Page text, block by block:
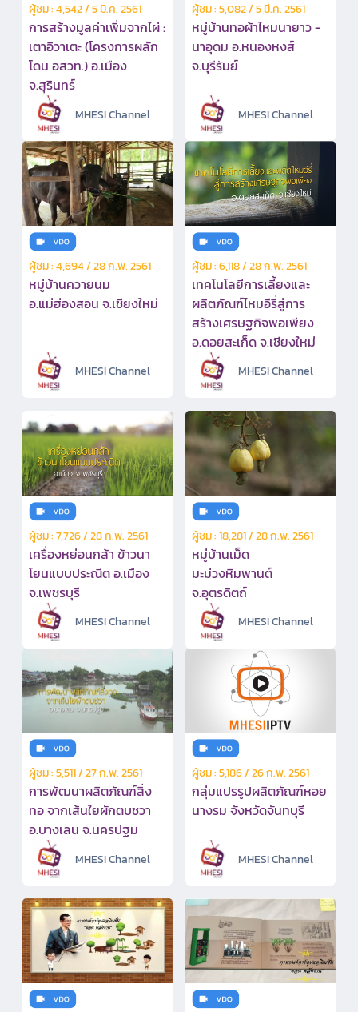
ผู้ชม : 4,542 / 5 มี.ค. 2561
การสร้างมูลค่าเพิ่มจากไผ่ :
เตาอิวาเตะ (โครงการผลัก
โดน อสวท.) อ.เมือง
จ.สุรินทร์
MHESI Channel
ผู้ชม : 5,082 / 5 มี.ค. 2561
หมู่บ้านทอผ้าไหมนายาว -
นาอุดม อ.หนองหงส์
จ.บุรีรัมย์
MHESI Channel
ผู้ชม : 4,694 / 28 ก.พ. 2561
หมู่บ้านควายนม
อ.แม่ฮ่องสอน จ.เชียงใหม่
MHESI Channel
ผู้ชม : 6,118 / 28 ก.พ. 2561
เทคโนโลยีการเลี้ยงและ
ผลิตภัณฑ์ไหมอีรี่สู่การ
สร้างเศรษฐกิจพอเพียง
อ.ดอยสะเก็ด จ.เชียงใหม่
MHESI Channel
ผู้ชม : 7,726 / 28 ก.พ. 2561
เครื่องหย่อนกล้า ข้าวนา
โยนแบบประณีต อ.เมือง
จ.เพชรบุรี
MHESI Channel
ผู้ชม : 18,281 / 28 ก.พ. 2561
หมู่บ้านเม็ด
มะม่วงหิมพานต์
จ.อุตรดิตถ์
MHESI Channel
ผู้ชม : 5,511 / 27 ก.พ. 2561
การพัฒนาผลิตภัณฑ์สิ่ง
ทอ จากเส้นใยผักตบชวา
อ.บางเลน จ.นครปฐม
MHESI Channel
ผู้ชม : 5,186 / 26 ก.พ. 2561
กลุ่มแปรรูปผลิตภัณฑ์หอย
นางรม จังหวัดจันทบุรี
MHESI Channel